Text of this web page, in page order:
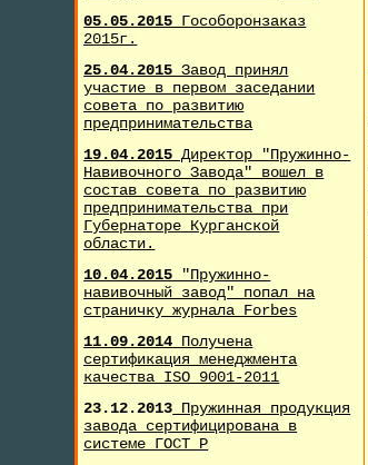
05.05.2015 Гособоронзаказ
2015г.
25.04.2015 Завод принял
участие в первом заседании
совета по развитию
предпринимательства
19.04.2015 Директор "Пружинно-
Навивочного Завода" вошел в
состав совета по развитию
предпринимательства при
Губернаторе Курганской
области.
10.04.2015 "Пружинно-
навивочный завод" попал на
страничку журнала Forbes
11.09.2014 Получена
сертификация менеджмента
качества ISO 9001-2011
23.12.2013 Пружинная продукция
завода сертифицирована в
системе ГОСТ Р